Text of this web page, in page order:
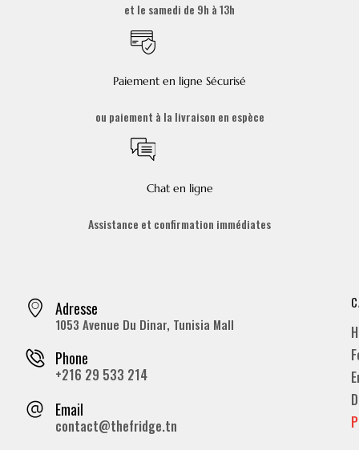
et le samedi de 9h à 13h
Paiement en ligne Sécurisé
ou paiement à la livraison en espèce
Chat en ligne
Assistance et confirmation immédiates
Adresse
1053 Avenue Du Dinar, Tunisia Mall
Phone
+216 29 533 214
Email
contact@thefridge.tn